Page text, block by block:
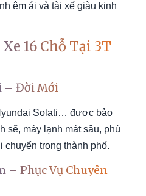
êm ái và tài xế giàu kinh
16 Chỗ Tại 3T
– Đời Mới
Solati… được bảo
sẽ, máy lạnh mát sâu, phù
chuyển trong thành phố.
– Phục Vụ Chuyên